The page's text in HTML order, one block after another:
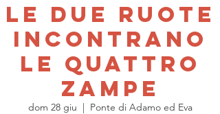
Le due ruote
incontrano
le quattro
zampe
dom 28 giu
  |
Ponte di Adamo ed Eva